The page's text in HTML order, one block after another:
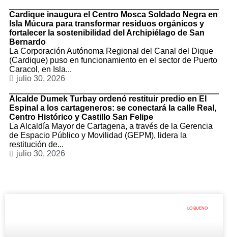
Cardique inaugura el Centro Mosca Soldado Negra en
Isla Múcura para transformar residuos orgánicos y
fortalecer la sostenibilidad del Archipiélago de San
Bernardo
La Corporación Autónoma Regional del Canal del Dique
(Cardique) puso en funcionamiento en el sector de Puerto
Caracol, en Isla...
julio 30, 2026
Alcalde Dumek Turbay ordenó restituir predio en El
Espinal a los cartageneros: se conectará la calle Real,
Centro Histórico y Castillo San Felipe
La Alcaldía Mayor de Cartagena, a través de la Gerencia
de Espacio Público y Movilidad (GEPM), lidera la
restitución de...
julio 30, 2026
LO BUENO